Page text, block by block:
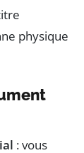
physique
: vous